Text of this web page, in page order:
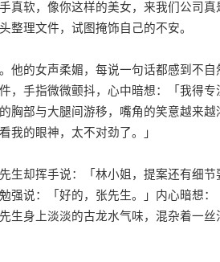
真软，像你这样的美女，来我们公司真
整理文件，试图掩饰自己的不安。
他的女声柔媚，每说一句话都感到不
，手指微微颤抖，心中暗想：「我得
胸部与大腿间游移，嘴角的笑意越来
我的眼神，太不对劲了。」
生却挥手说：「林小姐，提案还有细
强说：「好的，张先生。」内心暗想
生身上淡淡的古龙水气味，混杂着一